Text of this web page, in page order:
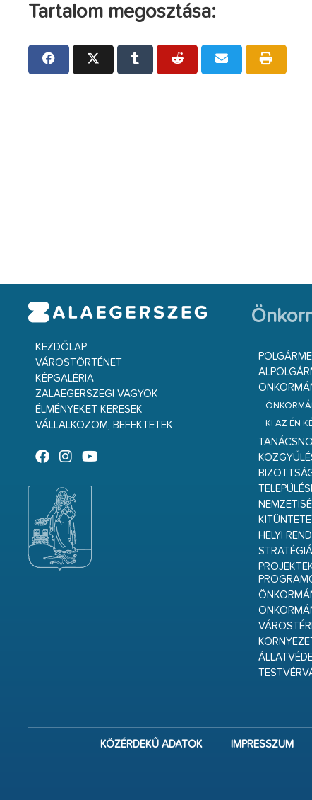
Tartalom megosztása:
KEZDŐLAP
VÁROSTÖRTÉNET
KÉPGALÉRIA
ZALAEGERSZEGI VAGYOK
ÉLMÉNYEKET KERESEK
VÁLLALKOZOM, BEFEKTETEK
KI AZ ÉN
HELYI
KÖZÉRDEKŰ ADATOK IMPRESSZUM